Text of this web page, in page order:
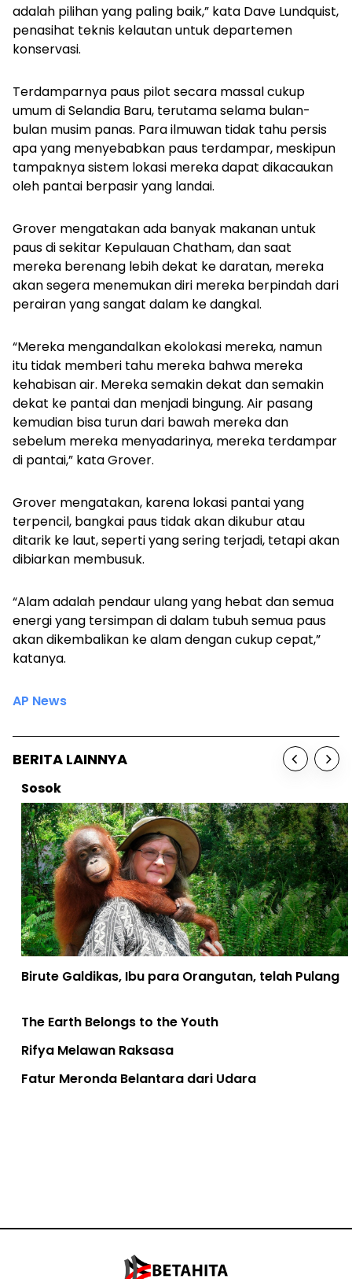
adalah pilihan yang paling baik,” kata Dave Lundquist,
penasihat teknis kelautan untuk departemen
konservasi.
Terdamparnya paus pilot secara massal cukup
umum di Selandia Baru, terutama selama bulan-
bulan musim panas. Para ilmuwan tidak tahu persis
apa yang menyebabkan paus terdampar, meskipun
tampaknya sistem lokasi mereka dapat dikacaukan
oleh pantai berpasir yang landai.
Grover mengatakan ada banyak makanan untuk
paus di sekitar Kepulauan Chatham, dan saat
mereka berenang lebih dekat ke daratan, mereka
akan segera menemukan diri mereka berpindah dari
perairan yang sangat dalam ke dangkal.
“Mereka mengandalkan ekolokasi mereka, namun
itu tidak memberi tahu mereka bahwa mereka
kehabisan air. Mereka semakin dekat dan semakin
dekat ke pantai dan menjadi bingung. Air pasang
kemudian bisa turun dari bawah mereka dan
sebelum mereka menyadarinya, mereka terdampar
di pantai,” kata Grover.
Grover mengatakan, karena lokasi pantai yang
terpencil, bangkai paus tidak akan dikubur atau
ditarik ke laut, seperti yang sering terjadi, tetapi akan
dibiarkan membusuk.
“Alam adalah pendaur ulang yang hebat dan semua
energi yang tersimpan di dalam tubuh semua paus
akan dikembalikan ke alam dengan cukup cepat,”
katanya.
AP News
BERITA LAINNYA
Sosok
Birute Galdikas, Ibu para Orangutan, telah Pulang
The Earth Belongs to the Youth
Rifya Melawan Raksasa
Fatur Meronda Belantara dari Udara